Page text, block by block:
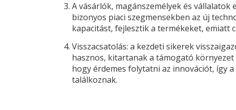
A vásárlók, magánszemélyek és
bizonyos piaci szegmensekben az új
kapacitást, fejlesztik a termékeket, emiatt
Visszacsatolás: a kezdeti sikerek
hasznos, kitartanak a támogató
hogy érdemes folytatni az innovációt, így
találkoznak.